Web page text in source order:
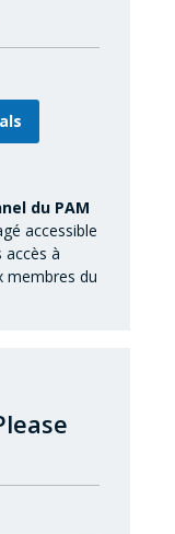
du PAM
accessible
accès à
membres du